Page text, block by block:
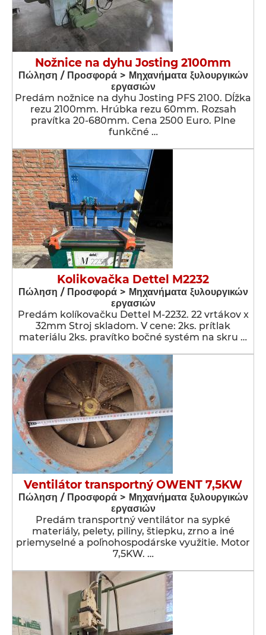
Nožnice na dyhu Josting 2100mm
Πώληση / Προσφορά > Μηχανήματα ξυλουργικών
εργασιών
Predám nožnice na dyhu Josting PFS 2100. Dĺžka
rezu 2100mm. Hrúbka rezu 60mm. Rozsah
pravítka 20-680mm. Cena 2500 Euro. Plne
funkčné …
Kolikovačka Dettel M2232
Πώληση / Προσφορά > Μηχανήματα ξυλουργικών
εργασιών
Predám kolíkovačku Dettel M-2232. 22 vrtákov x
32mm Stroj skladom. V cene: 2ks. prítlak
materiálu 2ks. pravítko bočné systém na skru …
Ventilátor transportný OWENT 7,5KW
Πώληση / Προσφορά > Μηχανήματα ξυλουργικών
εργασιών
Predám transportný ventilátor na sypké
materiály, pelety, piliny, štiepku, zrno a iné
priemyselné a poľnohospodárske využitie. Motor
7,5KW. …